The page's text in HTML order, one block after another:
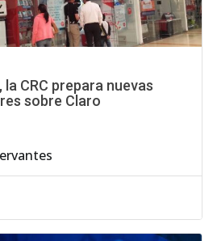
CRC prepara nuevas
sobre Claro